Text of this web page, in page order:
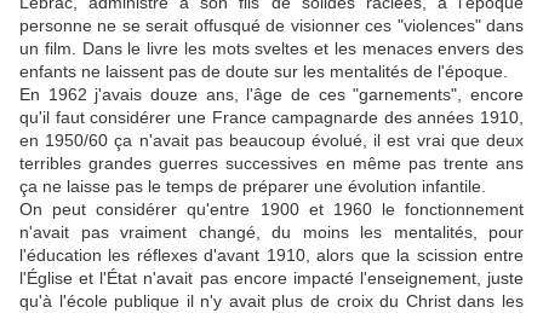
personne ne se serait offusqué de visionner ces "violences" dans
un film. Dans le livre les mots sveltes et les menaces envers des
enfants ne laissent pas de doute sur les mentalités de l'époque.
En 1962 j'avais douze ans, l'âge de ces "garnements", encore
qu'il faut considérer une France campagnarde des années 1910,
en 1950/60 ça n'avait pas beaucoup évolué, il est vrai que deux
terribles grandes guerres successives en même pas trente ans
ça ne laisse pas le temps de préparer une évolution infantile.
On peut considérer qu'entre 1900 et 1960 le fonctionnement
n'avait pas vraiment changé, du moins les mentalités, pour
l'éducation les réflexes d'avant 1910, alors que la scission entre
l'Église et l'État n'avait pas encore impacté l'enseignement, juste
qu'à l'école publique il n'y avait plus de croix du Christ dans les